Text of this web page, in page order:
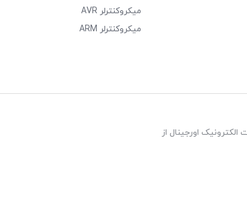
میکروکنترلر AVR
میکروکنترلر ARM
اورجینال از